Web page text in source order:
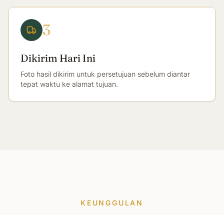
3
Dikirim Hari Ini
Foto hasil dikirim untuk persetujuan sebelum diantar
tepat waktu ke alamat tujuan.
KEUNGGULAN